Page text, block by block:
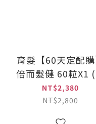
育髮【60天定配購
倍而髮健 60粒X1 (乳
鐵蛋白機能保健品) 原
價2,800元
NT$2,380
NT$2,800